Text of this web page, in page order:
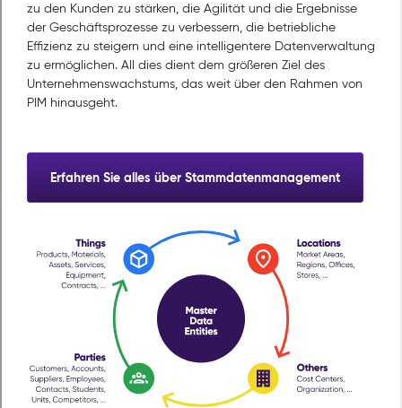
zu den Kunden zu stärken, die Agilität und die Ergebnisse
der Geschäftsprozesse zu verbessern, die betriebliche
Effizienz zu steigern und eine intelligentere Datenverwaltung
zu ermöglichen. All dies dient dem größeren Ziel des
Unternehmenswachstums, das weit über den Rahmen von
PIM hinausgeht.
Erfahren Sie alles über Stammdatenmanagement